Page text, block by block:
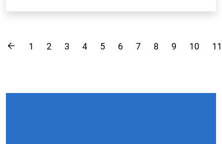
1 2 3 4 5 6 7 8 9 10 11